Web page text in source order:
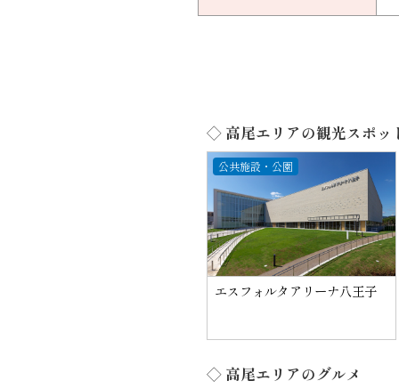
◇ 高尾エリアの観光スポッ
公共施設・公園
エスフォルタアリーナ八王子
◇ 高尾エリアのグルメ